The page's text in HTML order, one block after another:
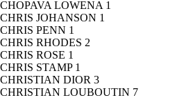
CHOPAVA LOWENA 1
CHRIS JOHANSON 1
CHRIS PENN 1
CHRIS RHODES 2
CHRIS ROSE 1
CHRIS STAMP 1
CHRISTIAN DIOR 3
CHRISTIAN LOUBOUTIN 7